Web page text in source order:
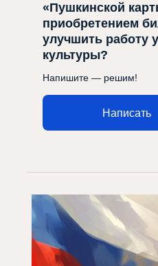
«Пушкинской
приобретением
улучшить работу
культуры?
Напишите — решим!
Написать